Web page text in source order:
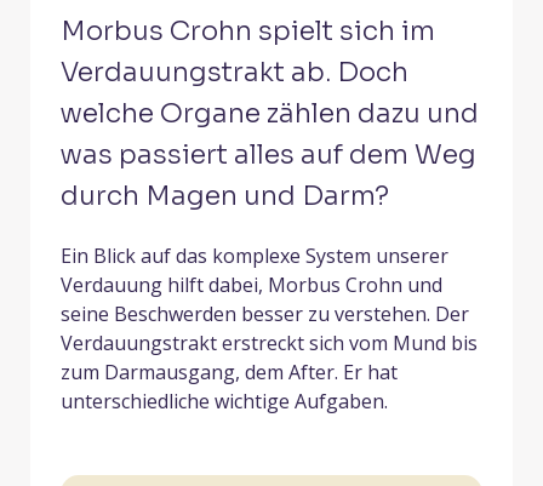
Morbus Crohn spielt sich im
Verdauungstrakt ab. Doch
welche Organe zählen dazu und
was passiert alles auf dem Weg
durch Magen und Darm?
Ein Blick auf das komplexe System unserer
Verdauung hilft dabei, Morbus Crohn und
seine Beschwerden besser zu verstehen. Der
Verdauungstrakt erstreckt sich vom Mund bis
zum Darmausgang, dem After. Er hat
unterschiedliche wichtige Aufgaben.